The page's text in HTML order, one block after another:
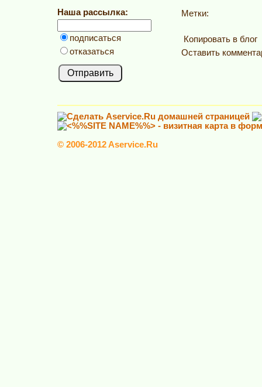
Наша рассылка:
подписаться
отказаться
Метки:
Копировать в блог
Оставить
© 2006-2012 Aservice.Ru